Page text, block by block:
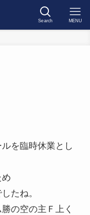
Search MENU
を臨時休業とし
たね。
の空の主Ｆ上く